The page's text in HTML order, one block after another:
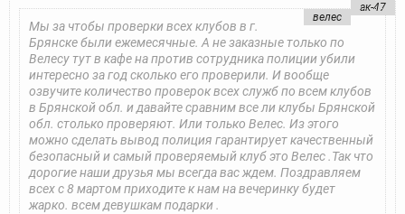
ак-47
велес
Мы за чтобы проверки всех клубов в г.
Брянске были ежемесячные. А не заказные только по
Велесу тут в кафе на против сотрудника полиции убили
интересно за год сколько его проверили. И вообще
озвучите количество проверок всех служб по всем клубов
в Брянской обл. и давайте сравним все ли клубы Брянской
обл. столько проверяют. Или только Велес. Из этого
можно сделать вывод полиция гарантирует качественный
безопасный и самый проверяемый клуб это Велес .Так что
дорогие наши друзья мы всегда вас ждем. Поздравляем
всех с 8 мартом приходите к нам на вечеринку будет
жарко. всем девушкам подарки .